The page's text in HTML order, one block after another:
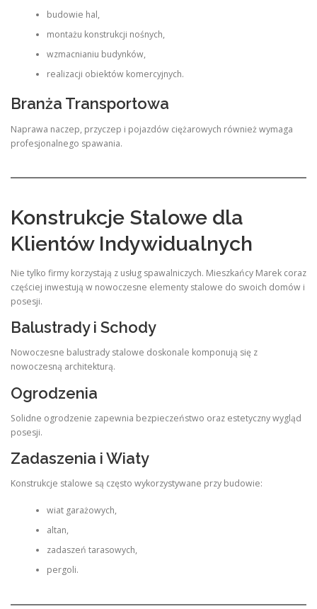
budowie hal,
montażu konstrukcji nośnych,
wzmacnianiu budynków,
realizacji obiektów komercyjnych.
Branża Transportowa
Naprawa naczep, przyczep i pojazdów ciężarowych również wymaga
profesjonalnego spawania.
Konstrukcje Stalowe dla
Klientów Indywidualnych
Nie tylko firmy korzystają z usług spawalniczych. Mieszkańcy Marek coraz
częściej inwestują w nowoczesne elementy stalowe do swoich domów i
posesji.
Balustrady i Schody
Nowoczesne balustrady stalowe doskonale komponują się z
nowoczesną architekturą.
Ogrodzenia
Solidne ogrodzenie zapewnia bezpieczeństwo oraz estetyczny wygląd
posesji.
Zadaszenia i Wiaty
Konstrukcje stalowe są często wykorzystywane przy budowie:
wiat garażowych,
altan,
zadaszeń tarasowych,
pergoli.